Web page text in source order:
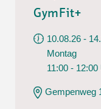
GymFit+
10.08.26 -
Montag
11:00 - 12:00
Gempenweg